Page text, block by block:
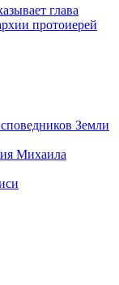
глава
протоиерей